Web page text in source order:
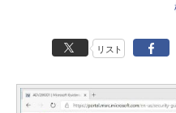
リスト